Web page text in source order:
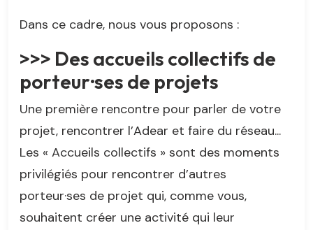
Dans ce cadre, nous vous proposons :
>>> Des accueils collectifs de
porteur·ses de projets
Une première rencontre pour parler de votre
projet, rencontrer l’Adear et faire du réseau...
Les « Accueils collectifs » sont des moments
privilégiés pour rencontrer d’autres
porteur·ses de projet qui, comme vous,
souhaitent créer une activité qui leur